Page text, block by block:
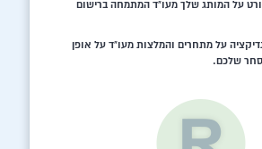
על המותג שלך מעו"ד המתמחה ברישום
על מתחרים והמלצות מעו"ד על אופן
שלכם.